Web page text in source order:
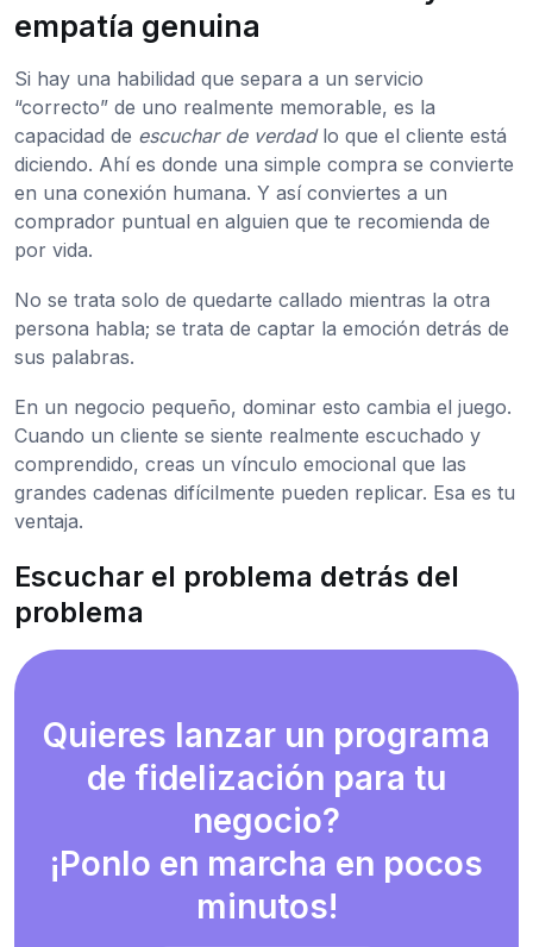
empatía genuina
Si hay una habilidad que separa a un servicio
“correcto” de uno realmente memorable, es la
capacidad de escuchar de verdadlo que el cliente está
diciendo. Ahí es donde una simple compra se convierte
en una conexión humana. Y así conviertes a un
comprador puntual en alguien que te recomienda de
por vida.
No se trata solo de quedarte callado mientras la otra
persona habla; se trata de captar la emoción detrás de
sus palabras.
En un negocio pequeño, dominar esto cambia el juego.
Cuando un cliente se siente realmente escuchado y
comprendido, creas un vínculo emocional que las
grandes cadenas difícilmente pueden replicar. Esa es tu
ventaja.
Escuchar el problema detrás del
problema
Quieres lanzar un programa
de fidelización para tu
negocio?
¡Ponlo en marcha en pocos
minutos!